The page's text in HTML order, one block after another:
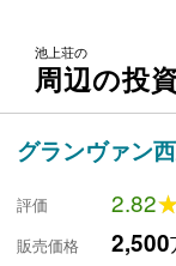
池上荘の
周辺の投
グランヴァン
評価 2.82
販売価格 2,500